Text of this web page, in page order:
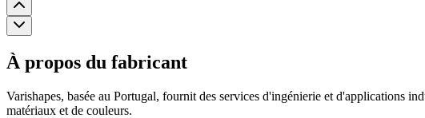
À propos du fabricant
Varishapes, basée au Portugal, fournit des services d'ingénierie et d'applications
matériaux et de couleurs.